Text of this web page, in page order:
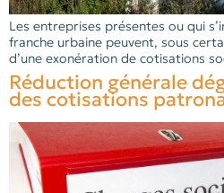
Les entreprises présentes ou qui
franche urbaine peuvent, sous
d’une exonération de cotisations
Réduction générale
des cotisations